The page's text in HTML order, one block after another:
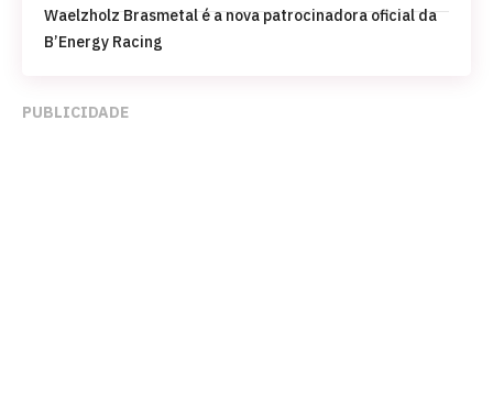
Waelzholz Brasmetal é a nova patrocinadora oficial da
B’Energy Racing
PUBLICIDADE